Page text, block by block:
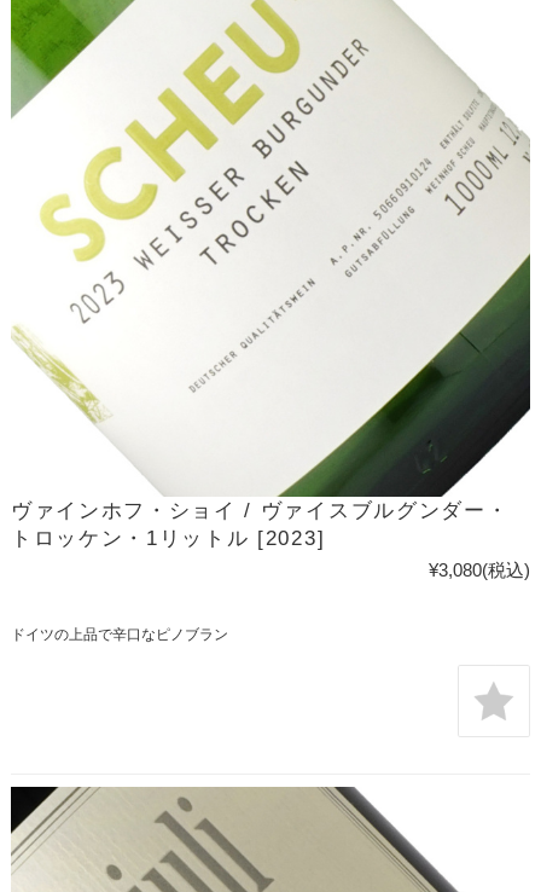
ヴァインホフ・ショイ / ヴァイスブルグンダー・
トロッケン・1リットル [2023]
¥3,080(税込)
ドイツの上品で辛口なピノブラン